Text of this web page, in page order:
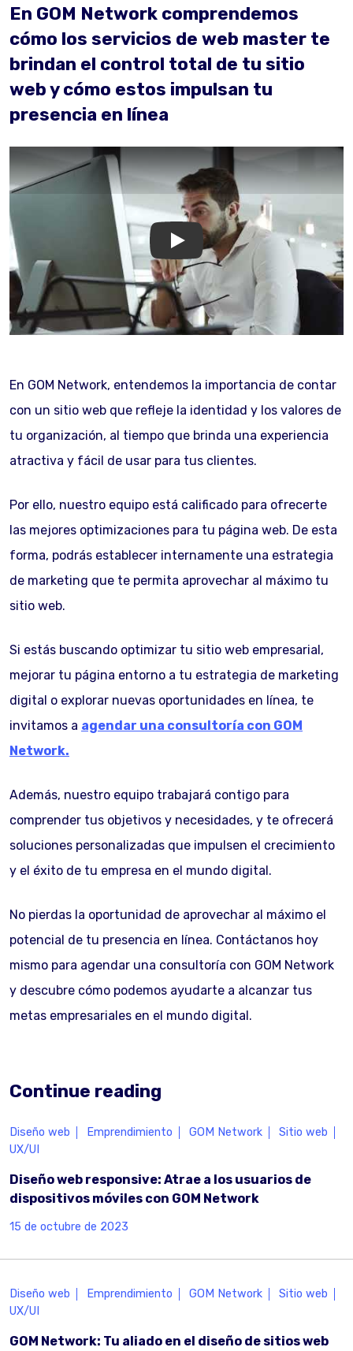
En GOM Network comprendemos
cómo los servicios de web master te
brindan el control total de tu sitio
web y cómo estos impulsan tu
presencia en línea
GOM Network
En GOM Network, entendemos la importancia de contar
con un sitio web que refleje la identidad y los valores de
tu organización, al tiempo que brinda una experiencia
atractiva y fácil de usar para tus clientes.
Por ello, nuestro equipo está calificado para ofrecerte
las mejores optimizaciones para tu página web. De esta
forma, podrás establecer internamente una estrategia
de marketing que te permita aprovechar al máximo tu
sitio web.
Si estás buscando optimizar tu sitio web empresarial,
mejorar tu página entorno a tu estrategia de marketing
digital o explorar nuevas oportunidades en línea, te
invitamos a agendar una consultoría con GOM
Network.
Además, nuestro equipo trabajará contigo para
comprender tus objetivos y necesidades, y te ofrecerá
soluciones personalizadas que impulsen el crecimiento
y el éxito de tu empresa en el mundo digital.
No pierdas la oportunidad de aprovechar al máximo el
potencial de tu presencia en línea. Contáctanos hoy
mismo para agendar una consultoría con GOM Network
y descubre cómo podemos ayudarte a alcanzar tus
metas empresariales en el mundo digital.
Continue reading
Diseño web Emprendimiento GOM Network
Sitio web
UX/UI
Diseño web responsive: Atrae a los usuarios de
dispositivos móviles con GOM Network
15 de octubre de 2023
Diseño web Emprendimiento GOM Network
Sitio web
UX/UI
GOM Network: Tu aliado en el diseño de sitios web